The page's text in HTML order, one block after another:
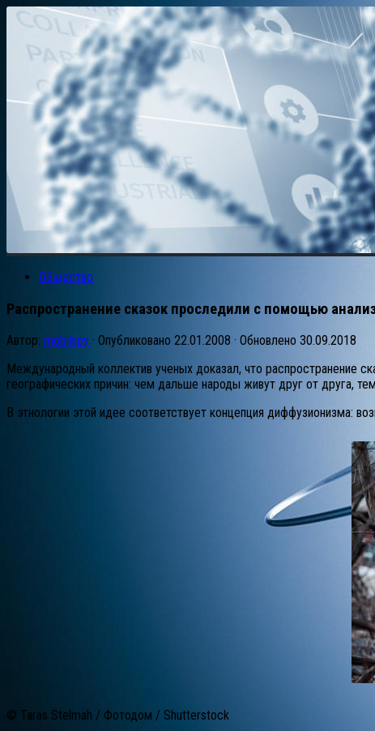
Общество
Распространение сказок проследили с помощью
Автор: mobilspy · Опубликовано 22.01.2008 · Обновлено 30.09.2018
Международный коллектив ученых доказал, что распространение
географических причин: чем дальше народы живут друг от друга,
В этнологии этой идее соответствует концепция диффузионизма:
© Taras Stelmah / Фотодом / Shutterstock